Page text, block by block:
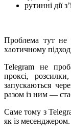
рутинні дії
Проблема тут
хаотичному
Telegram не
проксі,
запускаються
разом із ним —
Саме тому з
як із месенджером.